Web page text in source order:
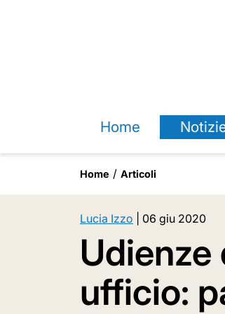
Home
Home Articoli
Lucia Izzo 06 giu 2020
Udienze
ufficio: